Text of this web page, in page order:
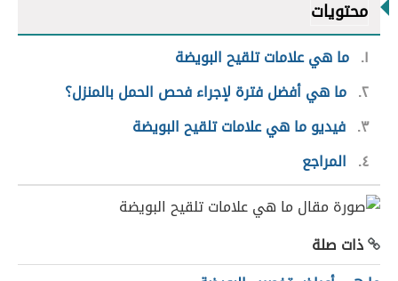
محتويات
١ ما هي علامات تلقيح البويضة
٢ ما هي أفضل فترة لإجراء فحص الحمل بالمنزل؟
٣ فيديو ما هي علامات تلقيح البويضة
٤
المراجع
ذات صلة